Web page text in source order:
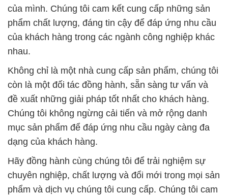
của mình. Chúng tôi cam kết cung cấp những sản
phẩm chất lượng, đáng tin cậy để đáp ứng nhu cầu
của khách hàng trong các ngành công nghiệp khác
nhau.
Không chỉ là một nhà cung cấp sản phẩm, chúng tôi
còn là một đối tác đồng hành, sẵn sàng tư vấn và
đề xuất những giải pháp tốt nhất cho khách hàng.
Chúng tôi không ngừng cải tiến và mở rộng danh
mục sản phẩm để đáp ứng nhu cầu ngày càng đa
dạng của khách hàng.
Hãy đồng hành cùng chúng tôi để trải nghiệm sự
chuyên nghiệp, chất lượng và đổi mới trong mọi sản
phẩm và dịch vụ chúng tôi cung cấp. Chúng tôi cam